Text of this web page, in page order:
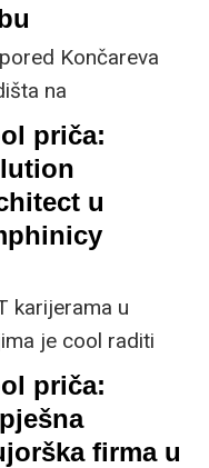
novih
koje
brže i
otkrivanje
već davne 2002.
skupina
u istarskom
svoju viziju
zapošljava više
ljudi u 61
diljem cijelog
Končareva
na
šetalištu
se razvojna
Byte Lab s
inovacija
izgleda radni dan
inženjera Vladimira
u dinamičnoj
tvrtki.
priča:
u
karijerama u
je cool raditi
priča:
firma u